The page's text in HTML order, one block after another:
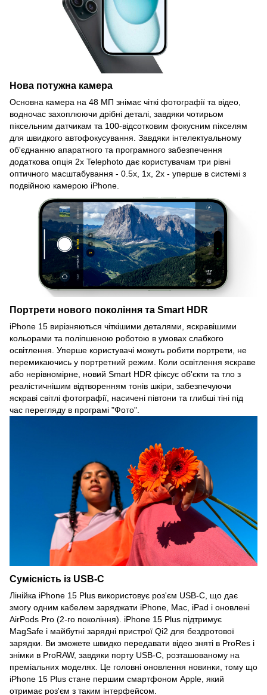
Нова потужна камера
Основна камера на 48 МП знімає чіткі фотографії та відео,
водночас захоплюючи дрібні деталі, завдяки чотирьом
піксельним датчикам та 100-відсотковим фокусним пікселям
для швидкого автофокусування. Завдяки інтелектуальному
об'єднанню апаратного та програмного забезпечення
додаткова опція 2x Telephoto дає користувачам три рівні
оптичного масштабування - 0.5x, 1x, 2x - уперше в системі з
подвійною камерою iPhone.
Портрети нового покоління та Smart HDR
iPhone 15 вирізняються чіткішими деталями, яскравішими
кольорами та поліпшеною роботою в умовах слабкого
освітлення. Уперше користувачі можуть робити портрети, не
перемикаючись у портретний режим. Коли освітлення яскраве
або нерівномірне, новий Smart HDR фіксує об'єкти та тло з
реалістичнішим відтворенням тонів шкіри, забезпечуючи
яскраві світлі фотографії, насичені півтони та глибші тіні під
час перегляду в програмі "Фото".
Сумісність із USB-C
Лінійка iPhone 15 Plus використовує роз'єм USB-C, що дає
змогу одним кабелем заряджати iPhone, Mac, iPad і оновлені
AirPods Pro (2-го покоління). iPhone 15 Plus підтримує
MagSafe і майбутні зарядні пристрої Qi2 для бездротової
зарядки. Ви зможете швидко передавати відео зняті в ProRes і
знімки в ProRAW, завдяки порту USB-C, розташованому на
преміальних моделях. Це головні оновлення новинки, тому що
iPhone 15 Plus стане першим смартфоном Apple, який
отримає роз'єм з таким інтерфейсом.